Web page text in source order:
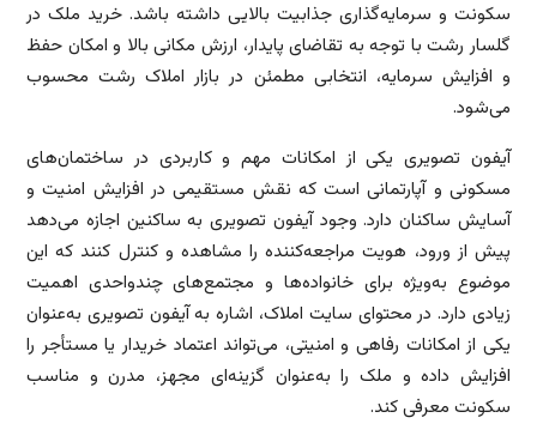
سکونت و سرمایه‌گذاری جذابیت بالایی داشته باشد. خرید ملک در
گلسار رشت با توجه به تقاضای پایدار، ارزش مکانی بالا و امکان حفظ
و افزایش سرمایه، انتخابی مطمئن در بازار املاک رشت محسوب
می‌شود.
آیفون تصویری یکی از امکانات مهم و کاربردی در ساختمان‌های
مسکونی و آپارتمانی است که نقش مستقیمی در افزایش امنیت و
آسایش ساکنان دارد. وجود آیفون تصویری به ساکنین اجازه می‌دهد
پیش از ورود، هویت مراجعه‌کننده را مشاهده و کنترل کنند که این
موضوع به‌ویژه برای خانواده‌ها و مجتمع‌های چندواحدی اهمیت
زیادی دارد. در محتوای سایت املاک، اشاره به آیفون تصویری به‌عنوان
یکی از امکانات رفاهی و امنیتی، می‌تواند اعتماد خریدار یا مستأجر را
افزایش داده و ملک را به‌عنوان گزینه‌ای مجهز، مدرن و مناسب
سکونت معرفی کند.